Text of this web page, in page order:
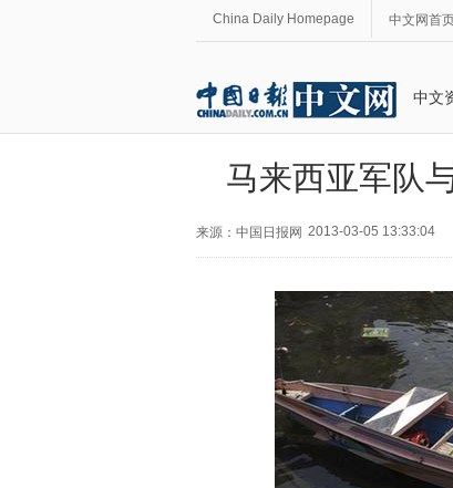
China Daily Homepage 中文网首
中文
马来西亚军队
来源：中国日报网 2013-03-05 13:33:04